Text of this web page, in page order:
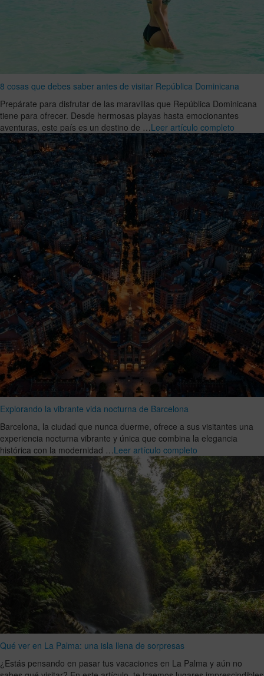
8 cosas que debes saber antes de visitar República Dominicana
Prepárate para disfrutar de las maravillas que República Dominicana
tiene para ofrecer. Desde hermosas playas hasta emocionantes
aventuras, este país es un destino de …Leer artículo completo
Explorando la vibrante vida nocturna de Barcelona
Barcelona, la ciudad que nunca duerme, ofrece a sus visitantes una
experiencia nocturna vibrante y única que combina la elegancia
histórica con la modernidad …Leer artículo completo
Qué ver en La Palma: una isla llena de sorpresas
¿Estás pensando en pasar tus vacaciones en La Palma y aún no